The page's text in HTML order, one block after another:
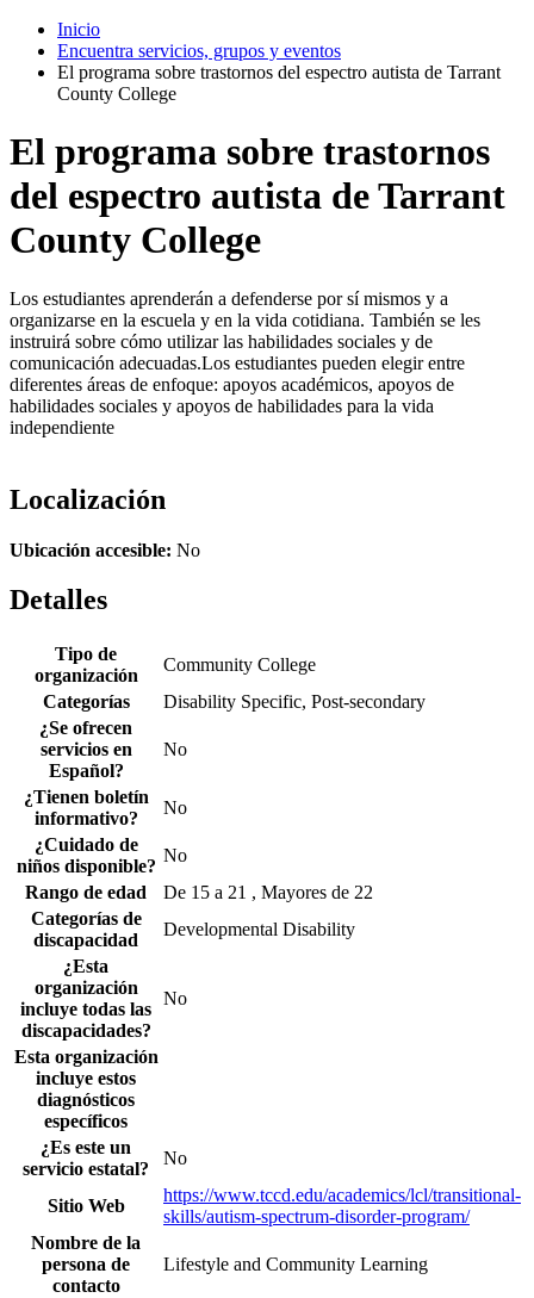
Inicio
Encuentra servicios, grupos y eventos
El programa sobre trastornos del espectro autista de Tarrant
County College
El programa sobre trastornos
del espectro autista de Tarrant
County College
Los estudiantes aprenderán a defenderse por sí mismos y a
organizarse en la escuela y en la vida cotidiana. También se les
instruirá sobre cómo utilizar las habilidades sociales y de
comunicación adecuadas.Los estudiantes pueden elegir entre
diferentes áreas de enfoque: apoyos académicos, apoyos de
habilidades sociales y apoyos de habilidades para la vida
independiente
Localización
Ubicación accesible: No
Detalles
Tipo de
organización
Community College
Categorías
Disability Specific, Post-secondary
¿Se ofrecen
servicios en
Español?
No
¿Tienen boletín
informativo?
No
¿Cuidado de
niños disponible?
No
Rango de edad
De 15 a 21 , Mayores de 22
Categorías de
discapacidad
Developmental Disability
¿Esta
organización
incluye todas las
discapacidades?
No
Esta organización
incluye estos
diagnósticos
específicos
¿Es este un
servicio estatal?
No
Sitio Web
https://www.tccd.edu/academics/lcl/transitional-
skills/autism-spectrum-disorder-program/
Nombre de la
persona de
contacto
Lifestyle and Community Learning